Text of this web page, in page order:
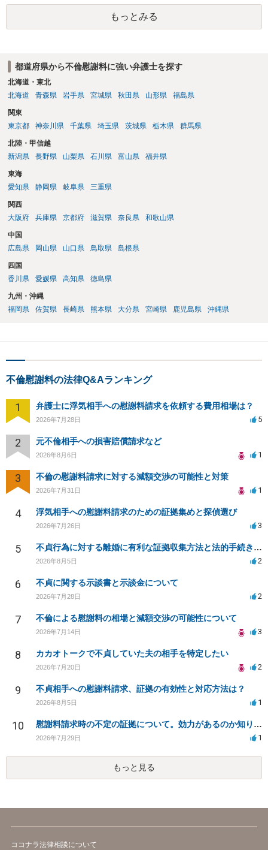
に訴訟されても法的に成立しません。質問５は認知すると養育費支払
い、相続権が発生します。合意があれば法的に可能ですが法律で強制
することはできません。質問６は可能です。質問７は不貞行為の写真
もっとみる
都道府県から不倫慰謝料に強い弁護士を探す
北海道・東北
北海道
青森県 岩手県 宮城県 秋田県 山形県 福島県
関東
東京都
神奈川県 千葉県 埼玉県 茨城県 栃木県 群馬県
北陸・甲信越
新潟県
長野県 山梨県 石川県 富山県 福井県
東海
愛知県
静岡県 岐阜県 三重県
関西
大阪府
兵庫県 京都府 滋賀県 奈良県 和歌山県
中国
広島県
岡山県 山口県 鳥取県 島根県
四国
香川県
愛媛県 高知県 徳島県
九州・沖縄
福岡県
佐賀県 長崎県 熊本県 大分県 宮崎県 鹿児島県 沖縄県
不倫慰謝料の法律Q&Aランキング
1 弁護士に浮気相手への慰謝料請求を依頼する費用相場は？
2026年7月28日 5
2 元不倫相手への損害賠償請求など
2026年8月6日 1
3 不倫の慰謝料請求に対する減額交渉の可能性と対策
2026年7月31日 1
4 浮気相手への慰謝料請求のための証拠集めと探偵選び
2026年7月26日 3
5 不貞行為に対する離婚に有利な証拠収集方法と法的手続きについて
2026年8月5日 2
6 不貞に関する示談書と示談金について
2026年7月28日 2
7 不倫による慰謝料の相場と減額交渉の可能性について
2026年7月14日 3
8 カカオトークで不貞していた夫の相手を特定したい
2026年7月20日 2
9 不貞相手への慰謝料請求、証拠の有効性と対応方法は？
2026年8月5日 1
10 慰謝料請求時の不定の証拠について。効力があるのか知りたい。
2026年7月29日 1
もっと見る
ココナラ法律相談について